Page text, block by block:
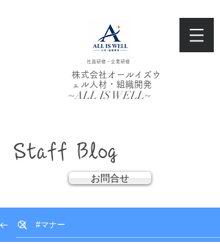
社員研修・企業研修
株式会社オールイズウ
ェル人材・組織開発
~ALL IS WELL~
​Staff Blog
お問合せ